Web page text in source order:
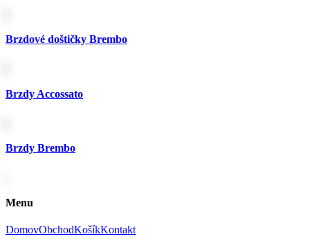
Brzdové doštičky Brembo
Brzdy Accossato
Brzdy Brembo
Menu
DomovObchodKošíkKontakt